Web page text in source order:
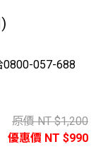
0800-057-688
原價 NT $1,200
優惠價 NT $990